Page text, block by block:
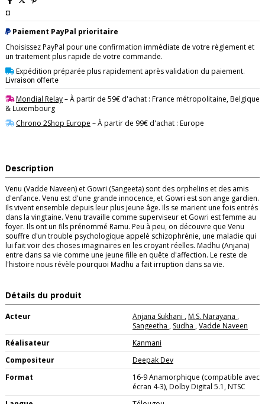
¤
Paiement PayPal prioritaire
Choisissez PayPal pour une confirmation immédiate de votre règlement et
un traitement plus rapide de votre commande.
Expédition préparée plus rapidement après validation du paiement.
Livraison offerte
Mondial Relay– À partir de 59€ d'achat : France métropolitaine, Belgique
& Luxembourg
Chrono 2Shop Europe – À partir de 99€ d'achat : Europe
Description
Venu (Vadde Naveen) et Gowri (Sangeeta) sont des orphelins et des amis
d'enfance. Venu est d'une grande innocence, et Gowri est son ange gardien.
Ils vivent ensemble depuis leur plus jeune âge. Ils se marient une fois entrés
dans la vingtaine. Venu travaille comme superviseur et Gowri est femme au
foyer. Ils ont un fils prénommé Ramu. Peu à peu, on découvre que Venu
souffre d'un trouble psychologique appelé schizophrénie, une maladie qui
lui fait voir des choses imaginaires en les croyant réelles. Madhu (Anjana)
entre dans sa vie comme une jeune fille en quête d'affection. Le reste de
l'histoire nous révèle pourquoi Madhu a fait irruption dans sa vie.
Détails du produit
Acteur Anjana Sukhani ,M.S. Narayana ,
Sangeetha , Sudha ,Vadde Naveen
Réalisateur
Kanmani
Compositeur
Deepak Dev
Format
16-9 Anamorphique (compatible avec
écran 4-3), Dolby Digital 5.1, NTSC